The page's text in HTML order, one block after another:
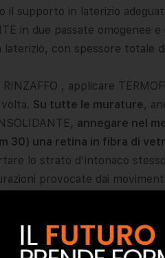
il supporto in laterizio
in due passate omogenee
con spessore totale
, applicare
Su tutte le murature,
annegare nel
30) una retina in fibra di
lo strato d’intonaco
provocate dai
inumidire la muratura
assicurandosi